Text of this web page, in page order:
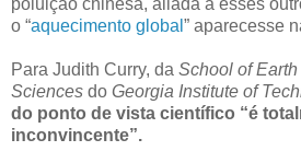
o “aquecimento global ” aparecesse
Para Judith Curry, da School of
Sciences do Georgia Institute of
do ponto de vista científico “é
inconvincente”.